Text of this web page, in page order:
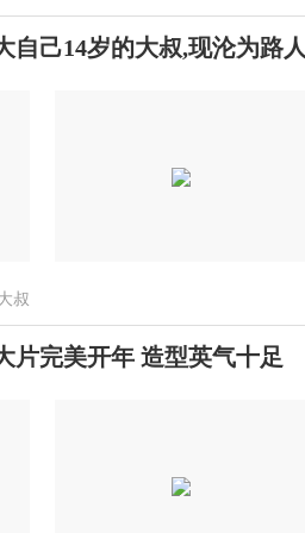
自己14岁的大叔,现沦为路人
叔
片完美开年 造型英气十足